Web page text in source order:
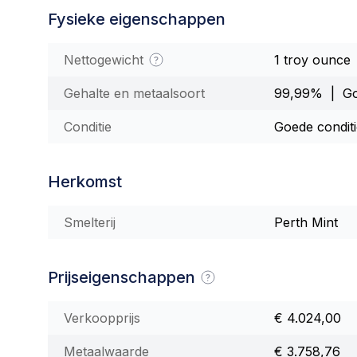
Fysieke eigenschappen
Nettogewicht 1 troy ounce
Gehalte en metaalsoort 99,99% |
Conditie Goede
Herkomst
Smelterij Perth Mint
Prijseigenschappen
Verkoopprijs € 4.024,00
Metaalwaarde € 3.758,76